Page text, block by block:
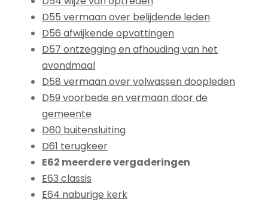
D55 vermaan over belijdende leden
D56 afwijkende opvattingen
D57 ontzegging en afhouding van het
avondmaal
D58 vermaan over volwassen doopleden
D59 voorbede en vermaan door de
gemeente
D60 buitensluiting
D61 terugkeer
E62 meerdere vergaderingen
E63 classis
E64 naburige kerk